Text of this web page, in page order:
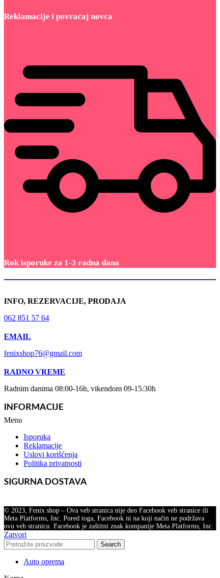
Reklamacije i povraćaj novca
Rok isporuke za 1-3 radna dana
INFO, REZERVACIJE, PRODAJA
062 851 57 64
EMAIL
fenixshop76@gmail.com
RADNO VREME
Radnim danima 08:00-16h, vikendom 09-15:30h
INFORMACIJE
Menu
Isporuka
Reklamacije
Uslovi korišćenja
Politika privatnosti
SIGURNA DOSTAVA
© 2023, Fenix shop – Ova veb stranica nije deo Facebook veb stranice ili
Meta Platforms, Inc. Pored toga, Facebook ni na koji način ne podržava
ovu veb stranicu. Facebook je zaštitni znak kompanije Meta Platforms, Inc.
Zatvori
Search
Auto oprema